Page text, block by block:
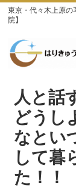
東京・代々木上原
院】
人と話
どうし
なとい
して暮
た！！